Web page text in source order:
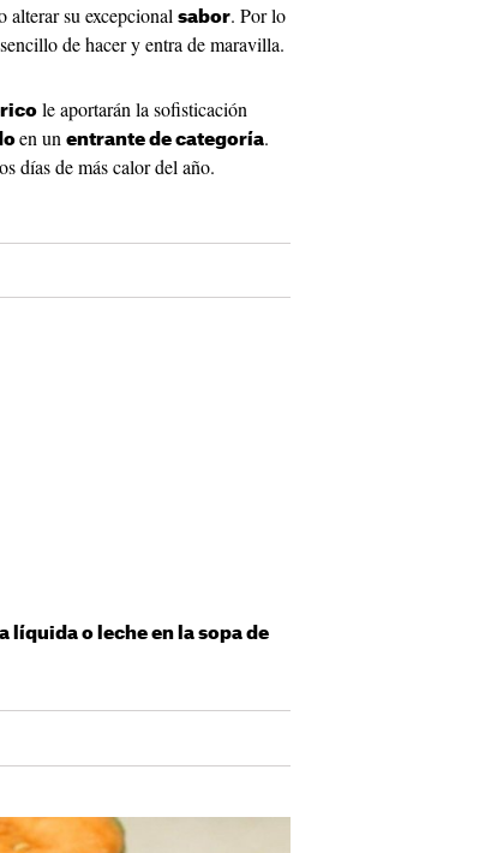
alterar su excepcional sabor. Por lo
de hacer y entra de maravilla.
le aportarán la sofisticación
en un entrante de categoría.
días de más calor del año.
líquida o leche en la sopa de